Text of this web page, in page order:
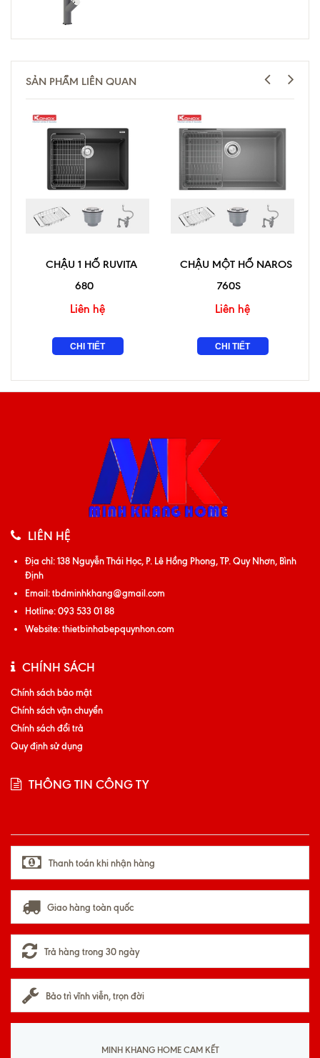
SẢN PHẨM LIÊN QUAN
CHẬU 1 HỐ RUVITA
680
Liên hệ
CHI TIẾT
CHẬU MỘT HỐ NAROS
760S
Liên hệ
CHI TIẾT
LIÊN HỆ
Địa chỉ:138 Nguyễn Thái Học, P. Lê Hồng Phong, TP. Quy Nhơn, Bình
Định
Email:tbdminhkhang@gmail.com
Hotline:093 533 01 88
Website:thietbinhabepquynhon.com
CHÍNH SÁCH
Chính sách bảo mật
Chính sách vận chuyển
Chính sách đổi trả
Quy định sử dụng
THÔNG TIN CÔNG TY
Thanh toán khi nhận hàng
Giao hàng toàn quốc
Trả hàng trong 30 ngày
Bảo trì vĩnh viễn, trọn đời
MINH KHANG HOME CAM KẾT